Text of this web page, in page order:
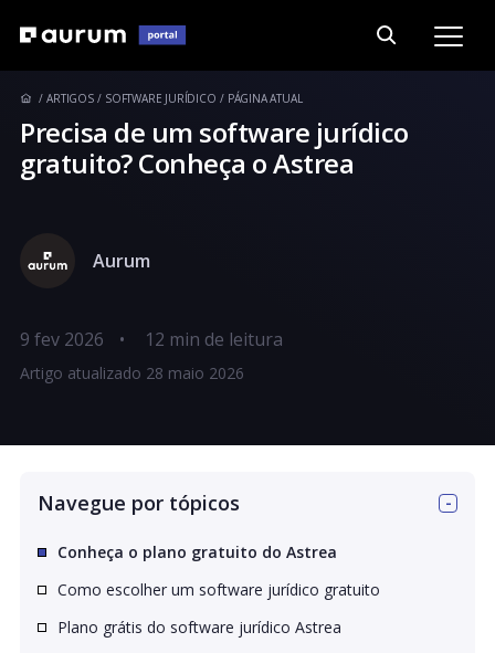
ARTIGOS SOFTWARE JURÍDICO PÁGINA ATUAL
Precisa de um software jurídico
gratuito? Conheça o Astrea
Aurum
9 fev 2026 •
Artigo atualizado 28 maio 2026
Navegue por tópicos
Conheça o plano gratuito do Astrea
Como escolher um software jurídico gratuito
Plano grátis do software jurídico Astrea